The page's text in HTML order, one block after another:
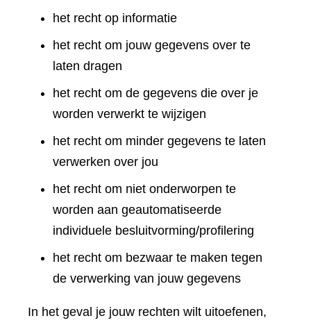
het recht op informatie
het recht om jouw gegevens over te
laten dragen
het recht om de gegevens die over je
worden verwerkt te wijzigen
het recht om minder gegevens te laten
verwerken over jou
het recht om niet onderworpen te
worden aan geautomatiseerde
individuele besluitvorming/profilering
het recht om bezwaar te maken tegen
de verwerking van jouw gegevens
In het geval je jouw rechten wilt uitoefenen,